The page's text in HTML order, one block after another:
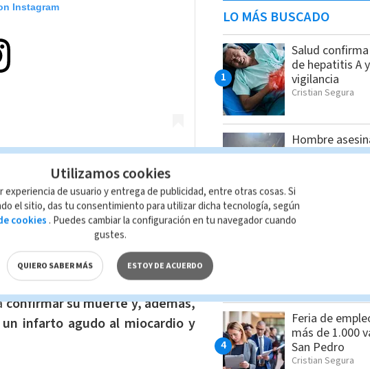
Instagram
(@julian_f.f)
de Figueroase pronunció en
confirmar su muerte y, además,
infarto agudo al miocardio y
LO MÁS BUSCADO
Salud
de hepatitis A
vigilancia
Cristian Segura
Hombre
Siquirres tenía
Dólar en Costa
Feria de
más de 1.000
San Pedro
Cristian Segura
Utilizamos cookies
experiencia de usuario y entrega de publicidad, entre otras cosas. Si
el sitio, das tu consentimiento para utilizar dicha tecnología, según
cookies . Puedes cambiar la configuración en tu navegador cuando
gustes.
QUIERO SABER MÁS ESTOY DE ACUERDO